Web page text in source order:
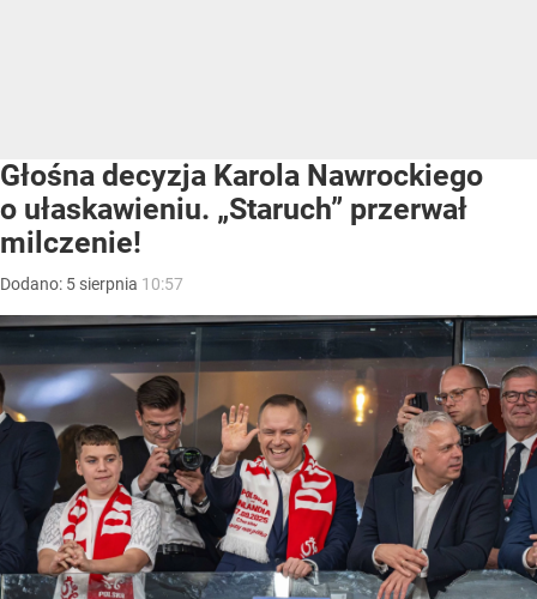
Głośna decyzja Karola Nawrockiego
o ułaskawieniu. „Staruch” przerwał
milczenie!
Dodano: 5 sierpnia 10:57